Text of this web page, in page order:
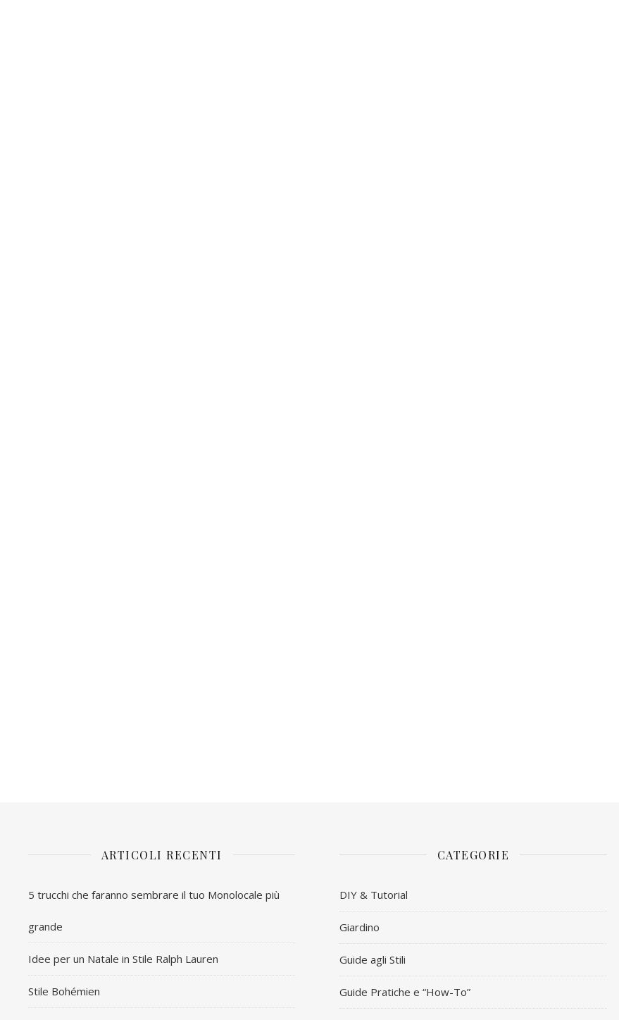
ARTICOLI RECENTI
5 trucchi che faranno sembrare il tuo Monolocale più
grande
Idee per un Natale in Stile Ralph Lauren
Stile Bohémien
CATEGORIE
DIY & Tutorial
Giardino
Guide agli Stili
Guide Pratiche e “How-To”